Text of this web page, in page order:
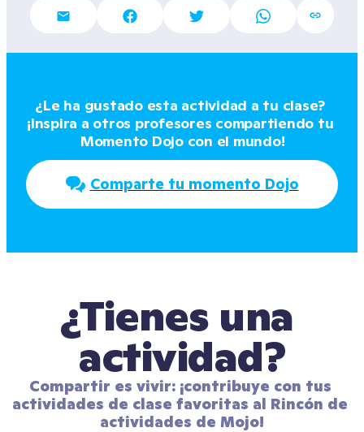
¿Le ha gustado esta actividad a tu clase?
¡Inspira a otros profesores compartiendo tu
Momento Dojo con el mundo!
Comparte tu momento Dojo
¿Tienes una
actividad?
Compartir es vivir: ¡contribuye con tus
actividades de clase favoritas al Rincón de
actividades de Mojo!